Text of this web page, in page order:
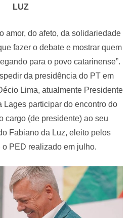
LUZ
amor, do afeto, da solidariedade
fazer o debate e mostrar quem
para o povo catarinense”.
da presidência do PT em
Lima, atualmente Presidente
Lages participar do encontro do
cargo (de presidente) ao seu
Fabiano da Luz, eleito pelos
PED realizado em julho.